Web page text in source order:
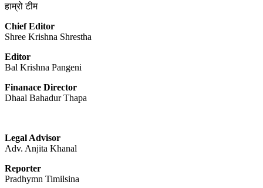
हाम्रो टीम
Chief Editor
Shree Krishna Shrestha
Editor
Bal Krishna Pangeni
Finanace Director
Dhaal Bahadur Thapa
Legal Advisor
Adv. Anjita Khanal
Reporter
Pradhymn Timilsina